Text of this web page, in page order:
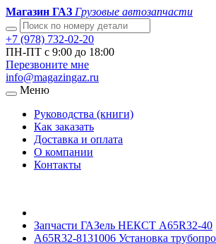
Магазин ГАЗ Грузовые автозапчасти
+7 (978) 732-02-20
ПН-ПТ с 9:00 до 18:00
Перезвоните мне
info@magazingaz.ru
Меню
Руководства (книги)
Как заказать
Доставка и оплата
О компании
Контакты
Запчасти ГАЗель НЕКСТ A65R32-40
A65R32-8131006 Установка